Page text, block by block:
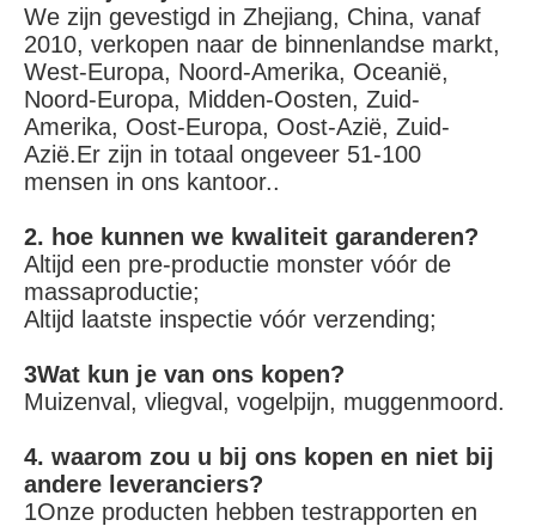
We zijn gevestigd in Zhejiang, China, vanaf
2010, verkopen naar de binnenlandse markt,
West-Europa, Noord-Amerika, Oceanië,
Noord-Europa, Midden-Oosten, Zuid-
Amerika, Oost-Europa, Oost-Azië, Zuid-
Azië.Er zijn in totaal ongeveer 51-100
mensen in ons kantoor..
2. hoe kunnen we kwaliteit garanderen?
Altijd een pre-productie monster vóór de
massaproductie;
Altijd laatste inspectie vóór verzending;
3Wat kun je van ons kopen?
Muizenval, vliegval, vogelpijn, muggenmoord.
4. waarom zou u bij ons kopen en niet bij
andere leveranciers?
1Onze producten hebben testrapporten en